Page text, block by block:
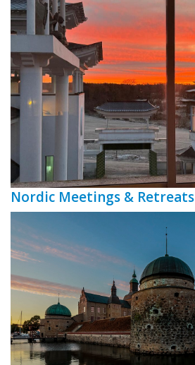
Nordic Meetings & Retreats